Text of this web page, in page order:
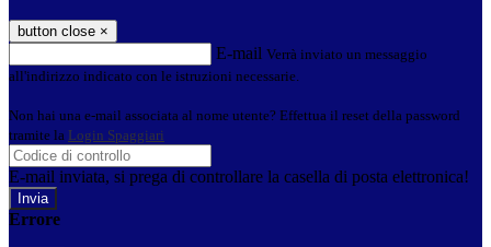
button close ×
E-mail Verrà inviato un messaggio
all'indirizzo indicato con le istruzioni necessarie.
Non hai una e-mail associata al nome utente? Effettua il reset della password
tramite la Login Spaggiari
E-mail inviata, si prega di controllare la casella di posta elettronica!
Errore